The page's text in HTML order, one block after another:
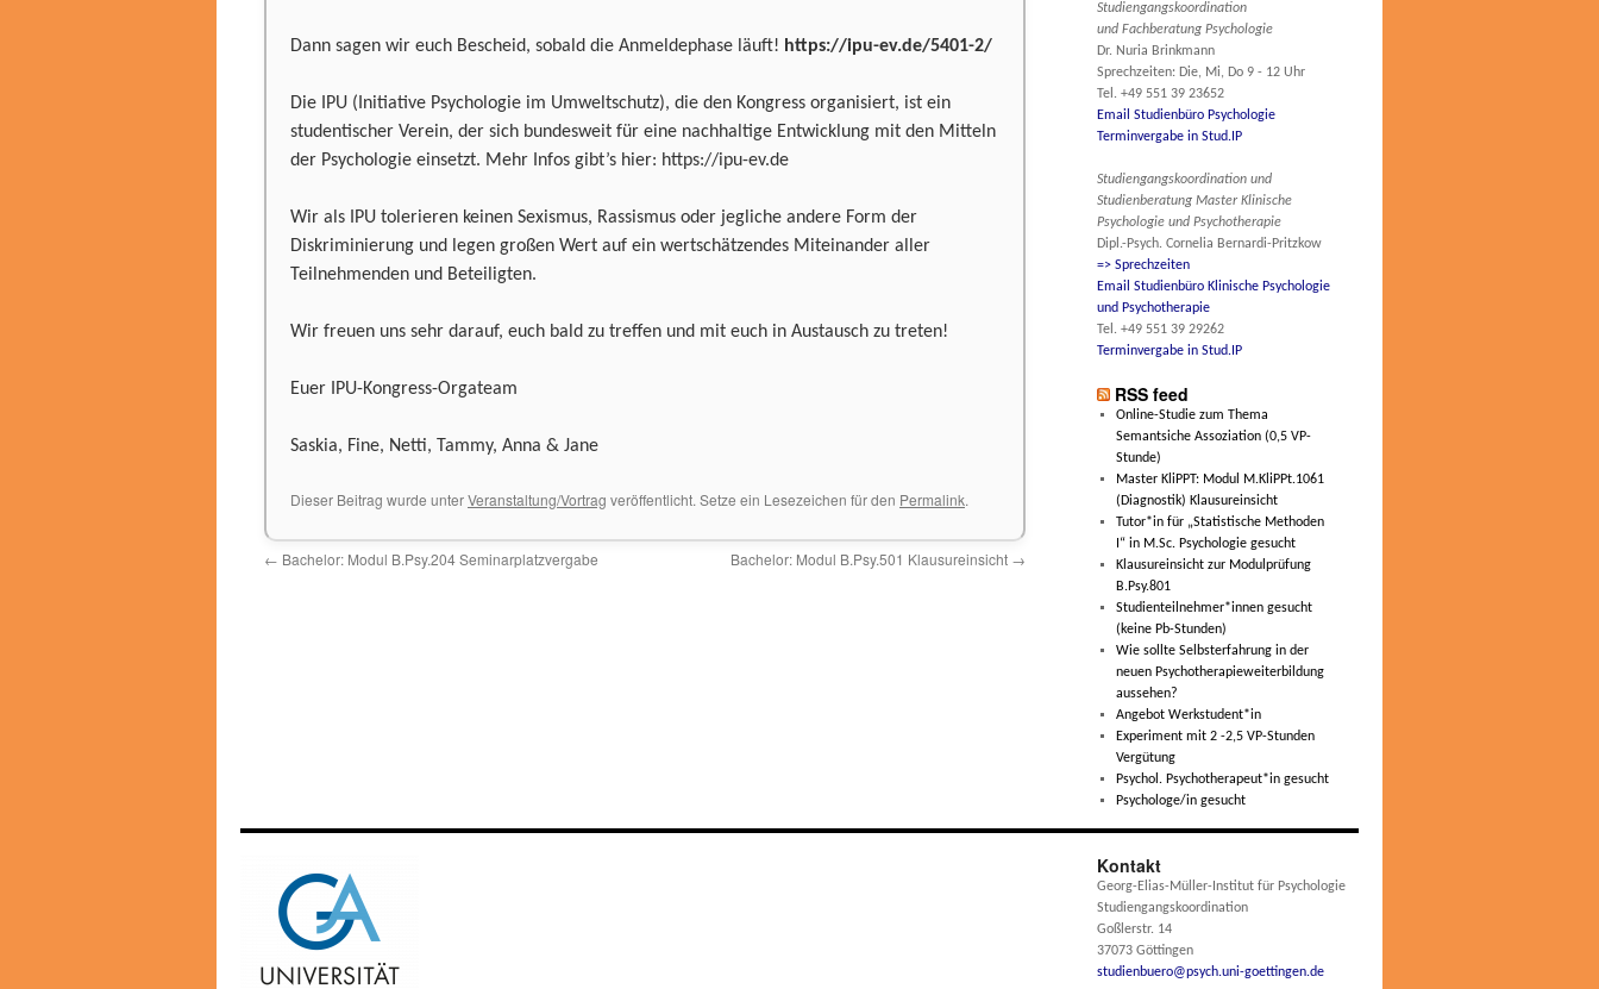
Dann sagen wir euch Bescheid, sobald die Anmeldephase läuft! https://ipu-ev.de/5401-2/
Die IPU (Initiative Psychologie im Umweltschutz), die den Kongress organisiert, ist ein
studentischer Verein, der sich bundesweit für eine nachhaltige Entwicklung mit den Mitteln
der Psychologie einsetzt. Mehr Infos gibt’s hier: https://ipu-ev.de
Wir als IPU tolerieren keinen Sexismus, Rassismus oder jegliche andere Form der
Diskriminierung und legen großen Wert auf ein wertschätzendes Miteinander aller
Teilnehmenden und Beteiligten.
Wir freuen uns sehr darauf, euch bald zu treffen und mit euch in Austausch zu treten!
Euer IPU-Kongress-Orgateam
Saskia, Fine, Netti, Tammy, Anna & Jane
Dieser Beitrag wurde unterVeranstaltung/Vortrag veröffentlicht. Setze ein Lesezeichen für den Permalink.
← Bachelor: Modul B.Psy.204 Seminarplatzvergabe Bachelor: Modul B.Psy.501 Klausureinsicht →
Studiengangskoordination
und Fachberatung Psychologie
Dr. Nuria Brinkmann
Sprechzeiten: Die, Mi, Do 9 - 12 Uhr
Tel. +49 551 39 23652
Email Studienbüro Psychologie
Terminvergabe in Stud.IP
Studiengangskoordination und
Studienberatung Master Klinische
Psychologie und Psychotherapie
Dipl.-Psych. Cornelia Bernardi-Pritzkow
=> Sprechzeiten
Email Studienbüro Klinische Psychologie
und Psychotherapie
Tel. +49 551 39 29262
Terminvergabe in Stud.IP
RSS feed
Online-Studie zum Thema
Semantsiche Assoziation (0,5 VP-
Stunde)
Master KliPPT: Modul M.KliPPt.1061
(Diagnostik) Klausureinsicht
Tutor*in für „Statistische Methoden
I“ in M.Sc. Psychologie gesucht
Klausureinsicht zur Modulprüfung
B.Psy.801
Studienteilnehmer*innen gesucht
(keine Pb-Stunden)
Wie sollte Selbsterfahrung in der
neuen Psychotherapieweiterbildung
aussehen?
Angebot Werkstudent*in
Experiment mit 2 -2,5 VP-Stunden
Vergütung
Psychol. Psychotherapeut*in gesucht
Psychologe/in gesucht
Kontakt
Georg-Elias-Müller-Institut für Psychologie
Studiengangskoordination
Goßlerstr. 14
37073 Göttingen
studienbuero@psych.uni-goettingen.de